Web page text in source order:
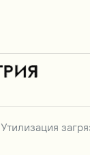
Утилизация